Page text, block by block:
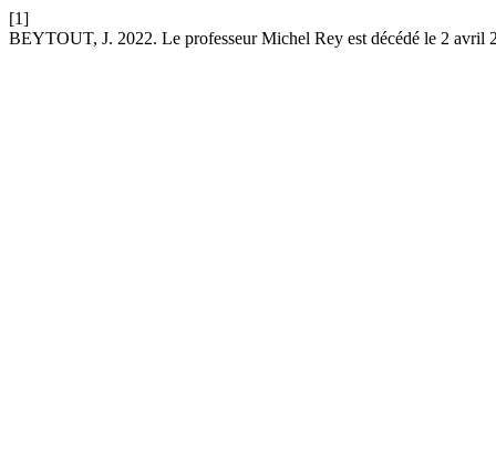
[1]
BEYTOUT, J. 2022. Le professeur Michel Rey est décédé le 2 avril